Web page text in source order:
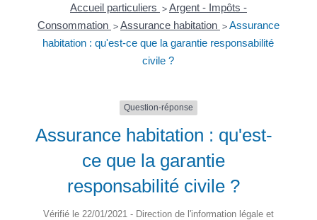
Accueil particuliers > Argent - Impôts -
Consommation > Assurance habitation > Assurance
habitation : qu'est-ce que la garantie responsabilité
civile ?
Question-réponse
Assurance habitation : qu'est-
ce que la garantie
responsabilité civile ?
Vérifié le 22/01/2021 - Direction de l'information légale et